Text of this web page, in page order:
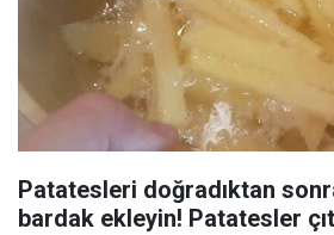
Patatesleri doğradıktan
bardak ekleyin! Patatesler